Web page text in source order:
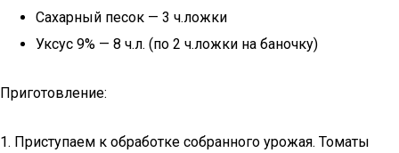
Сахарный песок — 3 ч.ложки
Уксус 9% — 8 ч.л. (по 2 ч.ложки на баночку)
Приготовление:
1. Приступаем к обработке собранного урожая. Томаты